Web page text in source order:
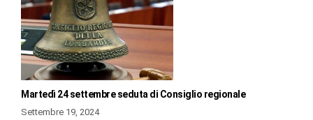
Martedì 24 settembre seduta di Consiglio regionale
Settembre 19, 2024